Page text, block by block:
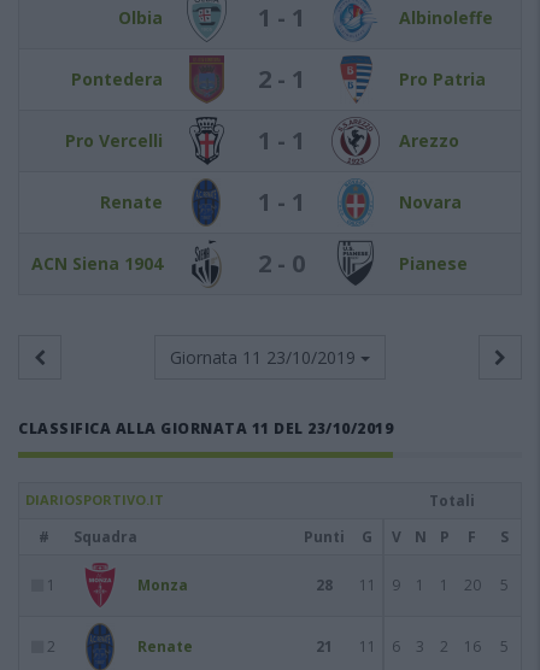
Olbia 1 - 1 Albinoleffe
Pontedera 2 - 1 Pro Patria
Pro Vercelli 1 - 1 Arezzo
Renate 1 - 1 Novara
ACN Siena 1904 2 - 0 Pianese
Giornata 11 23/10/2019
CLASSIFICA ALLA GIORNATA 11 DEL 23/10/2019
DIARIOSPORTIVO.IT
Totali
#
Squadra Punti G V N P F S
1 Monza 28 11 9 1 1 20 5
2 Renate 21 11 6 3 2 16 5